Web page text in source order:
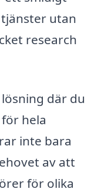
utan
research
där du
hela
inte bara
av att
för olika